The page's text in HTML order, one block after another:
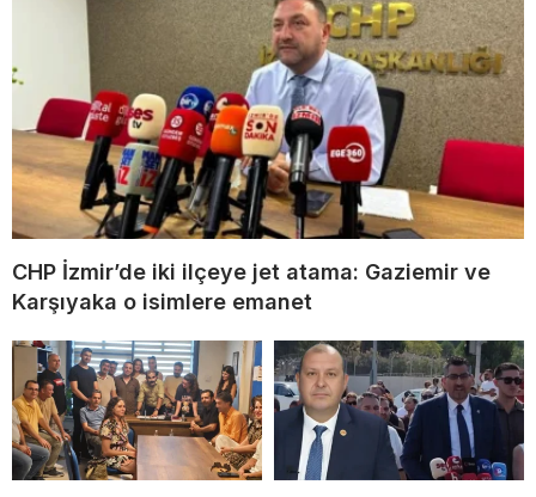
CHP İzmir’de iki ilçeye jet atama: Gaziemir ve
Karşıyaka o isimlere emanet